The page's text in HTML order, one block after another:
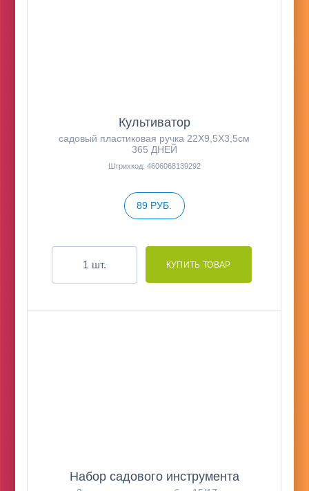
Культиватор
садовый пластиковая ручка 22Х9,5Х3,5см
365 ДНЕЙ
Штрихкод: 4606068139292
89 РУБ.
шт.
Набор садового инструмента